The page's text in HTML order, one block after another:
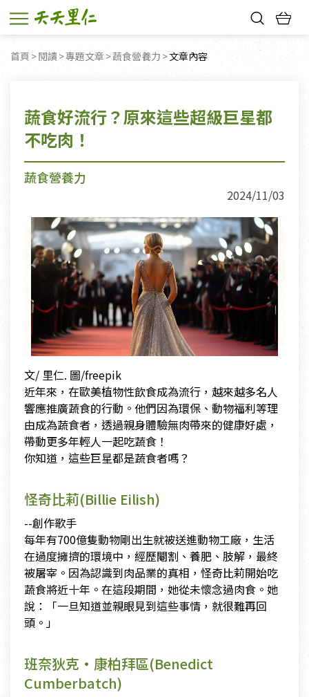
首頁 閱讀 專題文章 蔬食營養力 目前頁面：
文章內容
蔬食好流行？原來這些超級巨星都
不吃肉！
蔬食營養力
2024/11/03
文/ 里仁. 圖/freepik
近年來，在歐美植物性飲食成為流行，越來越多名人
響應推廣蔬食的行動。他們因為環保、動物福利等理
由成為蔬食者，透過親身體驗無肉帶來的健康好處，
帶動更多年輕人一起吃蔬食！
你知道，這些巨星都是蔬食者嗎？
怪奇比莉(Billie Eilish)
--創作歌手
每年有700億隻動物剛出生就被送進動物工廠，生活
在過度擁擠的環境中，經歷閹割、養肥、肢解，最終
被屠宰。因為認識到肉品業的真相，怪奇比莉開始吃
蔬食將近十年。在這段期間，她從未懷念過肉食。她
說：「一旦知道並親眼見到這些事情，就很難再回
頭。」
班奈狄克·康柏拜區(Benedict
Cumberbatch)